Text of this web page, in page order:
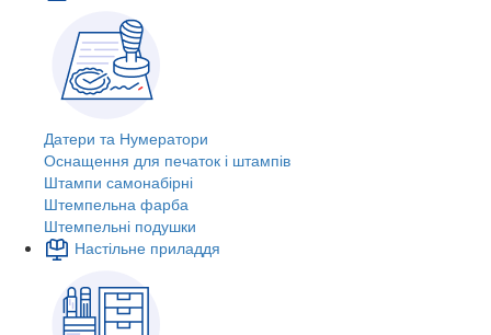
Датери та Нумератори
Оснащення для печаток і штампів
Штампи самонабірні
Штемпельна фарба
Штемпельні подушки
Настільне приладдя